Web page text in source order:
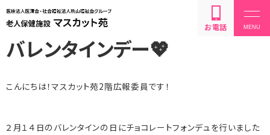
お電話
設備・サービス内容
バレンタインデー💖
こんにちは！マスカット苑2階広報委員です！
２ 月１４日のバレンタインの日にチョコレートフォンデュを行いました